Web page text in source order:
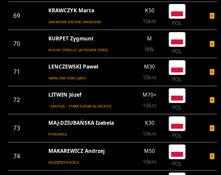
69
KRAWCZYK Marta
ZAWADZKIE BIEGNIE ZAWADZKIE
K50
10km
POL
70
KURPET Zygmunt
WOLNY STRZELEC JASTRZĘBIE ZDRÓJ
M
NW
POL
71
LENCZEWSKI Paweł
NAPALONE DZIKI UJAZD
M30
10km
POL
72
LITWIN Józef
``ZAWISZA `` STARA KUŹNIA GŁUBCZYCE
M70+
10km
POL
73
MAJ-DZIUBAŃSKA Izabela
PYSKOWICE
K30
10km
POL
74
MAKAREWICZ Andrzej
KĘDZIERZYN-KOŹLE
M50
10km
POL